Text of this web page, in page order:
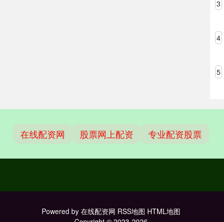
3
4
5
在线配资网 股票网上配资 专业配资股票
Powered by 在线配资网 RSS地图 HTML地图